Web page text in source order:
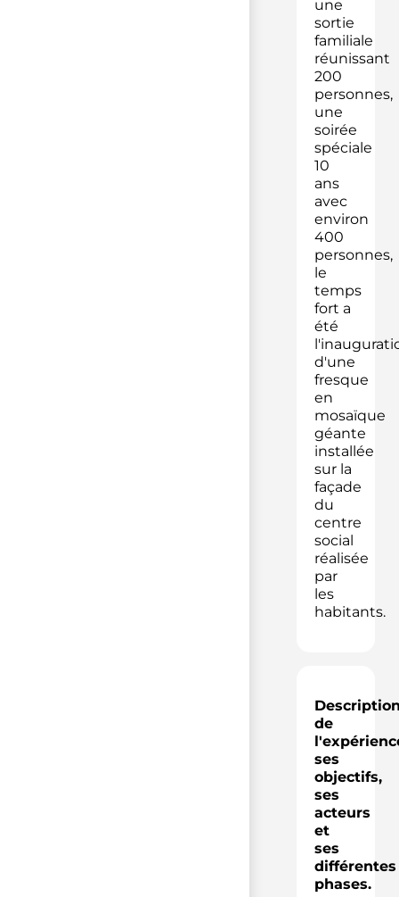
une
sortie
familiale
réunissant
200
personnes,
une
soirée
spéciale
10
ans
avec
environ
400
personnes,
le
temps
fort a
été
d'une
fresque
en
mosaïque
géante
installée
sur la
façade
du
centre
social
réalisée
par
les
habitants.
de
ses
objectifs,
ses
acteurs
et
ses
différentes
phases.